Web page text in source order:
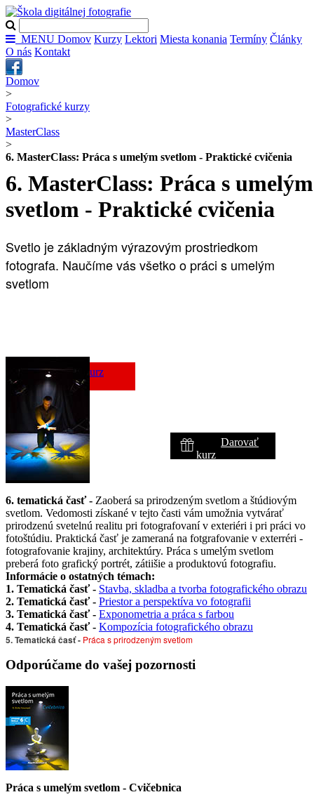
MENU Domov Kurzy Lektori Miesta konania Termíny Články
O nás Kontakt
Domov
>
Fotografické kurzy
>
MasterClass
>
6. MasterClass: Práca s umelým svetlom - Praktické cvičenia
6. MasterClass: Práca s umelým
svetlom - Praktické cvičenia
Svetlo je základným výrazovým prostriedkom
fotografa. Naučíme vás všetko o práci s umelým
svetlom
Prihlásiť sa na kurz
Darovať
kurz
6. tematická časť - Zaoberá sa prirodzeným svetlom a štúdiovým
svetlom. Vedomosti získané v tejto časti vám umožnia vytvárať
prirodzenú svetelnú realitu pri fotografovaní v exteriéri i pri práci vo
fotoštúdiu. Praktická časť je zameraná na fotgrafovanie v exterréri -
fotografovanie krajiny, architektúry. Práca s umelým svetlom
preberá foto grafický portrét, zátiišie a produktovú fotografiu.
Informácie o ostatných témach:
1. Tematická časť - Stavba, skladba a tvorba fotografického obrazu
2. Tematická časť - Priestor a perspektíva vo fotografii
3. Tematická časť - Exponometria a práca s farbou
4. Tematická časť - Kompozícia fotografického obrazu
5. Tematická časť - Práca s prirodzeným svetlom
Odporúčame do vašej pozornosti
Práca s umelým svetlom - Cvičebnica